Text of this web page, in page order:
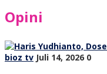
Opini
bioz tv Juli 14, 2026 0